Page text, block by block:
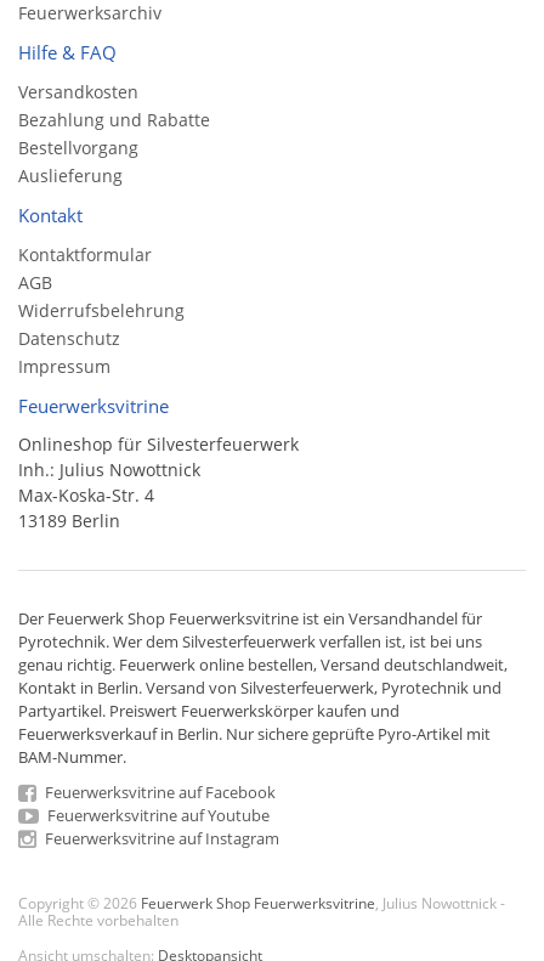
Feuerwerksarchiv
Hilfe & FAQ
Versandkosten
Bezahlung und Rabatte
Bestellvorgang
Auslieferung
Kontakt
Kontaktformular
AGB
Widerrufsbelehrung
Datenschutz
Impressum
Feuerwerksvitrine
Onlineshop für Silvesterfeuerwerk
Inh.: Julius Nowottnick
Max-Koska-Str. 4
13189 Berlin
Der Feuerwerk Shop Feuerwerksvitrine ist ein Versandhandelfür
Pyrotechnik. Wer dem Silvesterfeuerwerk verfallen ist, ist bei uns
genau richtig. Feuerwerk online bestellen,Versand deutschlandweit,
Kontakt in Berlin. Versand von Silvesterfeuerwerk, Pyrotechnik und
Partyartikel. Preiswert Feuerwerkskörper kaufen und
Feuerwerksverkauf in Berlin. Nur sichere geprüfte Pyro-Artikel mit
BAM-Nummer.
Feuerwerksvitrine auf Facebook
Feuerwerksvitrine auf Youtube
Feuerwerksvitrine auf Instagram
Copyright © 2026 Feuerwerk Shop Feuerwerksvitrine , Julius Nowottnick -
Alle Rechte vorbehalten
Ansicht umschalten: Desktopansicht